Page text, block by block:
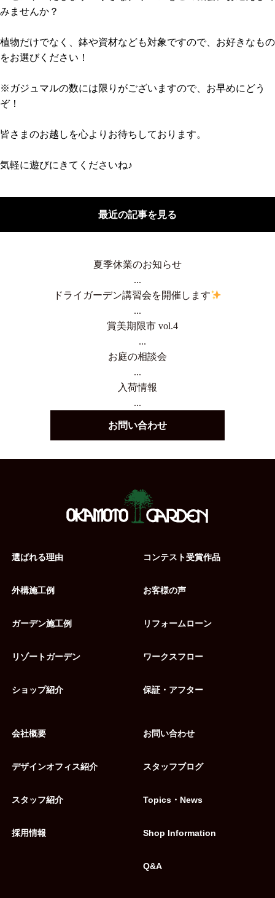
みませんか？
植物だけでなく、鉢や資材なども対象ですので、お好きなもの
をお選びください！
※ガジュマルの数には限りがございますので、お早めにどう
ぞ！
皆さまのお越しを心よりお待ちしております。
気軽に遊びにきてくださいね♪
最近の記事を見る
夏季休業のお知らせ
...
ドライガーデン講習会を開催します
...
賞美期限市 vol.4
...
お庭の相談会
...
入荷情報
...
お問い合わせ
選ばれる理由
外構施工例
ガーデン施工例
リゾートガーデン
ショップ紹介
コンテスト受賞作品
お客様の声
リフォームローン
ワークスフロー
保証・アフター
会社概要
デザインオフィス紹介
スタッフ紹介
採用情報
お問い合わせ
スタッフブログ
Topics・News
Shop Information
Q&A